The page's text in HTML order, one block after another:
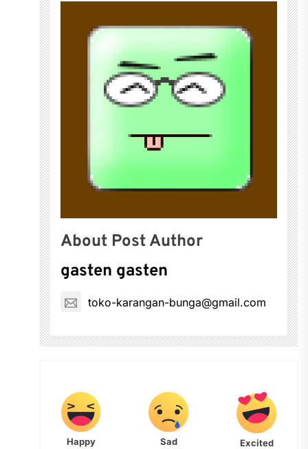
About Post Author
gasten gasten
toko-karangan-bunga@gmail.com
Happy Sad Excited